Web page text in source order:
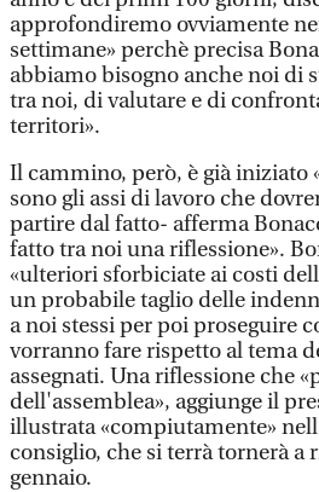
approfondiremo ovviamente
settimane» perchè precisa
abbiamo bisogno anche noi di
tra noi, di valutare e di
territori».
Il cammino, però, è già
sono gli assi di lavoro che
partire dal fatto- afferma
fatto tra noi una riflessione».
«ulteriori sforbiciate ai costi
un probabile taglio delle
a noi stessi per poi proseguire
vorranno fare rispetto al tema
assegnati. Una riflessione che
dell'assemblea», aggiunge il
illustrata «compiutamente»
consiglio, che si terrà tornerà a
gennaio.